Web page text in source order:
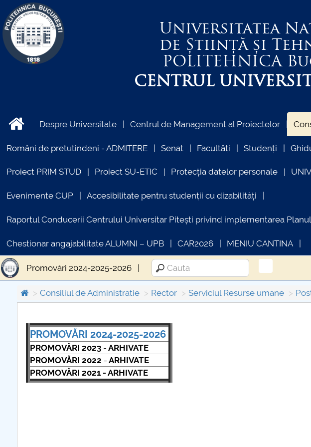
Universitatea
de Știință și
POLITEHNICA
CENTRUL
Despre Universitate Centrul de Management al Proiectelor
Români de pretutindeni - ADMITERE Senat Facultăți Studenți
Proiect PRIM STUD Proiect SU-ETIC Protecția datelor personale
Evenimente CUP Accesibilitate pentru studenții cu dizabilități
Raportul Conducerii Centrului Universitar Pitești privind implementarea
Chestionar angajabilitate ALUMNI – UPB CAR2026 MENIU CANTINA
Promovări 2024-2025-2026
Consiliul de Administratie Rector Serviciul Resurse umane
PROMOVĂRI 2024-2025-2026
PROMOVĂRI 2023- ARHIVATE
PROMOVĂRI 2022 - ARHIVATE
PROMOVĂRI 2021 - ARHIVATE
COMUNICAT DE PRESA
PRIMSTUD 26.03.2026